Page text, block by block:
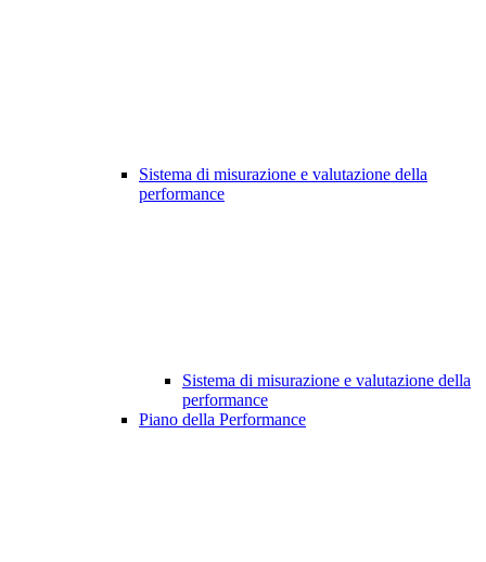
Sistema di misurazione e valutazione della
performance
Sistema di misurazione e valutazione della
performance
Piano della Performance